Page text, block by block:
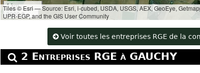
1 km
3000 ft
Tiles © Esri — Source: Esri, i-cubed, USDA, USGS, AEX, GeoEye,
UPR-EGP, and the GIS User Community
Voir toutes les entreprises RGE de la
2 Entreprises RGE à GAUCHY